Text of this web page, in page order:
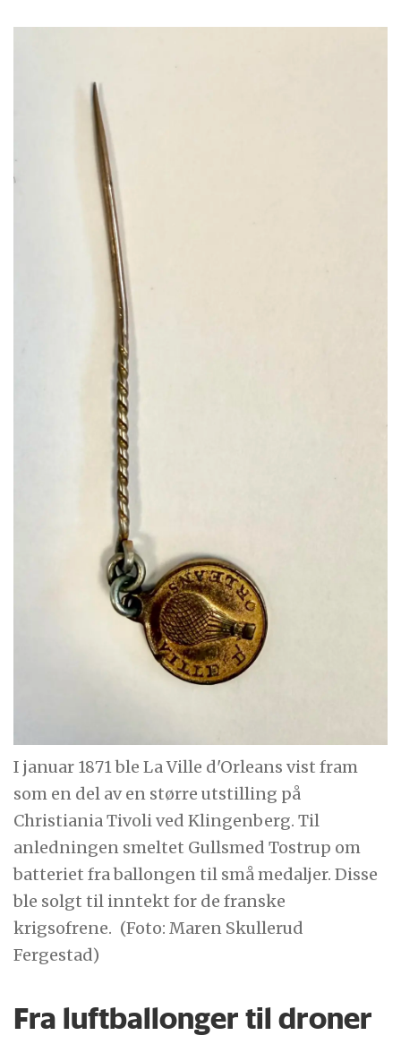
I januar 1871 ble La Ville d'Orleans vist fram
som en del av en større utstilling på
Christiania Tivoli ved Klingenberg. Til
anledningen smeltet Gullsmed Tostrup om
batteriet fra ballongen til små medaljer. Disse
ble solgt til inntekt for de franske
krigsofrene. (Foto: Maren Skullerud
Fergestad)
Fra luftballonger til droner